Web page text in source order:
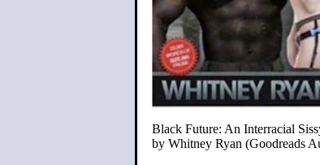
Black Future: An Interracial
by Whitney Ryan (Goodreads